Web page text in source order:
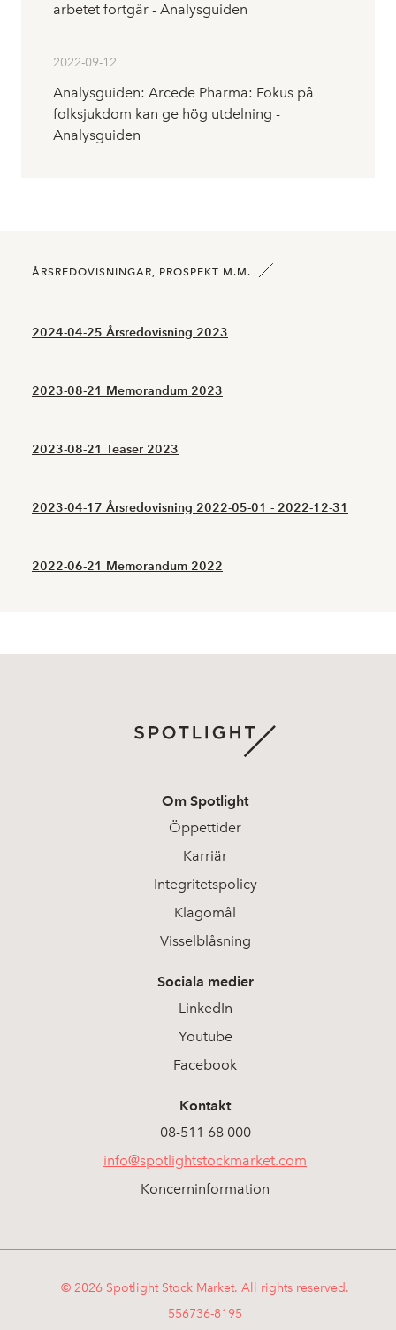
arbetet fortgår - Analysguiden
2022-09-12
Analysguiden: Arcede Pharma: Fokus på
folksjukdom kan ge hög utdelning -
Analysguiden
ÅRSREDOVISNINGAR, PROSPEKT M.M.
2024-04-25 Årsredovisning 2023
2023-08-21 Memorandum 2023
2023-08-21 Teaser 2023
2023-04-17 Årsredovisning 2022-05-01 - 2022-12-31
2022-06-21 Memorandum 2022
Om Spotlight
Öppettider
Karriär
Integritetspolicy
Klagomål
Visselblåsning
Sociala medier
LinkedIn
Youtube
Facebook
Kontakt
08-511 68 000
info@spotlightstockmarket.com
Koncerninformation
© 2026 Spotlight Stock Market. All rights reserved.
556736-8195